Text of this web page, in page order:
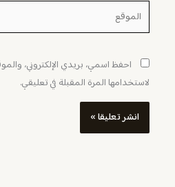
الموقع
احفظ اسمي، بريدي الإلكتروني،
لاستخدامها المرة المقبلة في تعليقي.